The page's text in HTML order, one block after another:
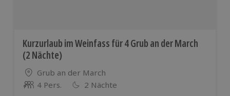
Kurzurlaub im Weinfass für 4 Grub an der March
(2 Nächte)
Standort
Grub an der March
Anzahl der Teilnehmer
4 Pers. 2 Nächte